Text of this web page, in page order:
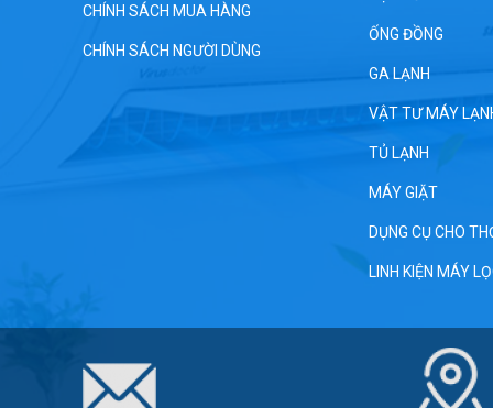
CHÍNH SÁCH MUA HÀNG
CHÍNH SÁCH NGƯỜI DÙNG
ỐNG ĐỒNG
GA LẠNH
VẬT TƯ MÁY
TỦ LẠNH
MÁY GIẶT
DỤNG CỤ CHO
LINH KIỆN MÁY